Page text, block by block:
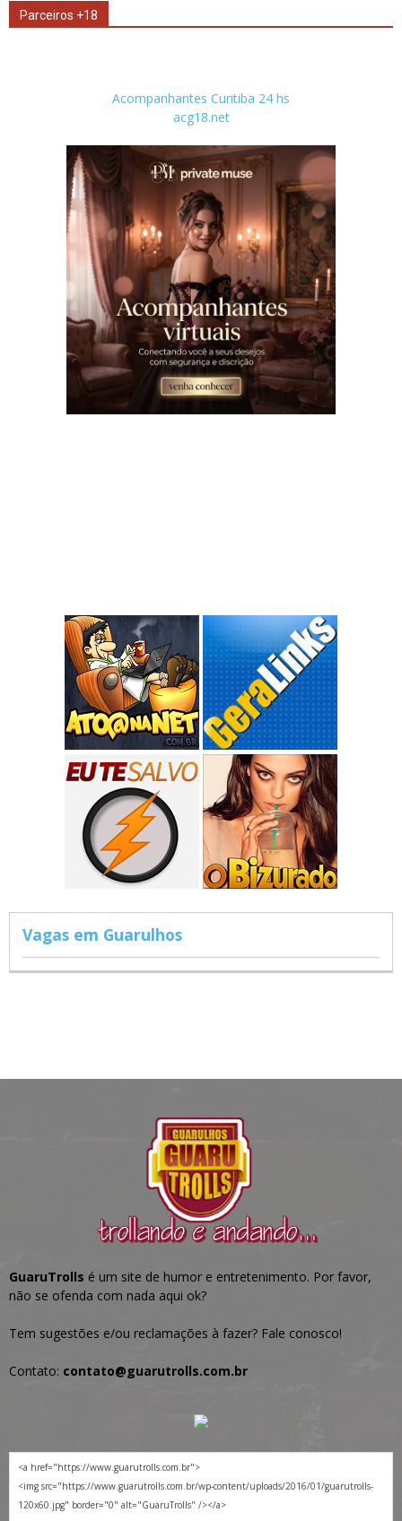
Parceiros +18
Acompanhantes Curitiba 24 hs
acg18.net
Vagas em Guarulhos
GuaruTrolls é um site de humor e entretenimento. Por favor,
não se ofenda com nada aqui ok?
Tem sugestões e/ou reclamações à fazer? Fale conosco!
Contato: contato@guarutrolls.com.br